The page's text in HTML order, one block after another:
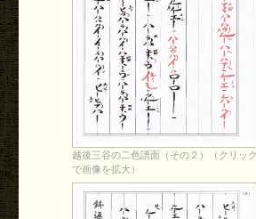
越後三谷の二色譜面（その２）（クリック
で画像を拡大）